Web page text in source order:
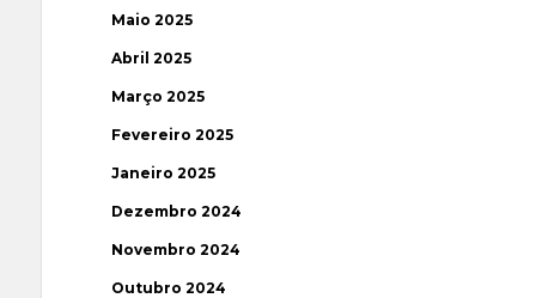
Maio 2025
Abril 2025
Março 2025
Fevereiro 2025
Janeiro 2025
Dezembro 2024
Novembro 2024
Outubro 2024